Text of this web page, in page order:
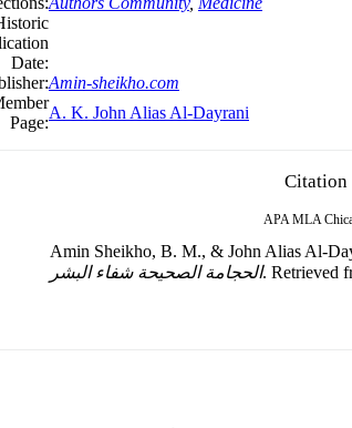
Date:
Amin-sheikho.com
Page:
A. K. John Alias Al-Dayrani
Citation
APA MLA
Amin Sheikho, B. M., & John Alias Al-
الحجامة الصحيحة شفاء البشر. Retrieved